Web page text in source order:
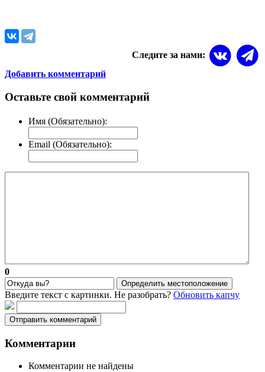
Следите за нами:
Добавить комментарий
Оставьте свой комментарий
Имя (Обязательно):
Email (Обязательно):
0
Определить местоположение
Введите текст с картинки. Не разобрать? Обновить капчу
Отправить комментарий
Комментарии
Комментарии не найдены